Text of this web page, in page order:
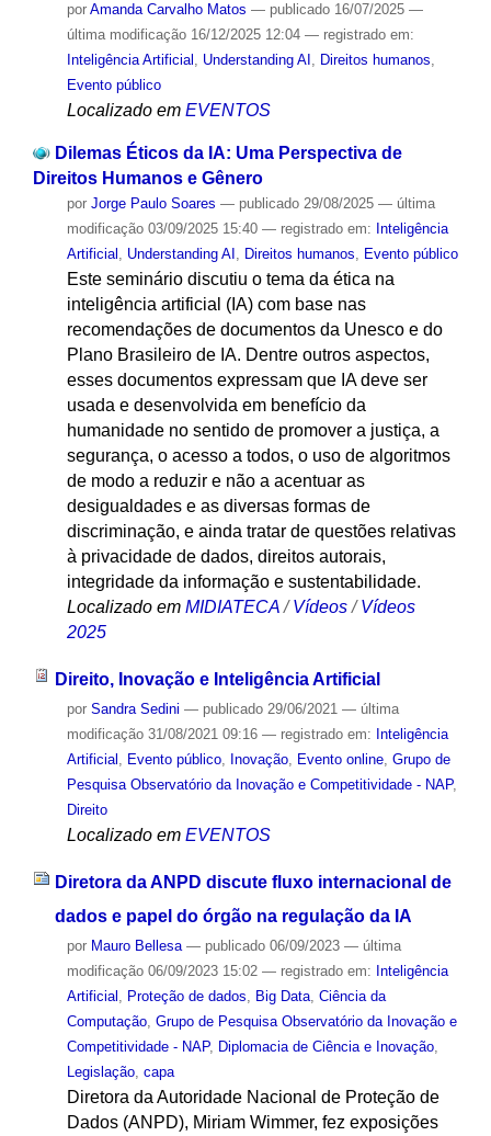
por Amanda Carvalho Matos — publicado16/07/2025 —
última modificação16/12/2025 12:04 — registrado em:
Inteligência Artificial , Understanding AI , Direitos humanos,
Evento público
Localizado em EVENTOS
Dilemas Éticos da IA: Uma Perspectiva de
Direitos Humanos e Gênero
por Jorge Paulo Soares — publicado29/08/2025 — última
modificação03/09/2025 15:40 — registrado em: Inteligência
Artificial , Understanding AI , Direitos humanos, Evento público
Este seminário discutiu o tema da ética na
inteligência artificial (IA) com base nas
recomendações de documentos da Unesco e do
Plano Brasileiro de IA. Dentre outros aspectos,
esses documentos expressam que IA deve ser
usada e desenvolvida em benefício da
humanidade no sentido de promover a justiça, a
segurança, o acesso a todos, o uso de algoritmos
de modo a reduzir e não a acentuar as
desigualdades e as diversas formas de
discriminação, e ainda tratar de questões relativas
à privacidade de dados, direitos autorais,
integridade da informação e sustentabilidade.
Localizado em MIDIATECA /Vídeos /Vídeos
2025
Direito, Inovação e Inteligência Artificial
por Sandra Sedini — publicado29/06/2021 — última
modificação31/08/2021 09:16 — registrado em: Inteligência
Artificial
Evento público, Inovação, Evento online, Grupo de
Pesquisa Observatório da Inovação e Competitividade - NAP,
Direito
Localizado em EVENTOS
Diretora da ANPD discute fluxo internacional de
dados e papel do órgão na regulação da IA
por Mauro Bellesa — publicado06/09/2023 — última
modificação06/09/2023 15:02 — registrado em: Inteligência
Artificial
Proteção de dados Big Data, Ciência da
Computação, Grupo de Pesquisa Observatório da Inovação e
Competitividade - NAP, Diplomacia de Ciência e Inovação,
Legislação, capa
Diretora da Autoridade Nacional de Proteção de
Dados (ANPD), Miriam Wimmer, fez exposições